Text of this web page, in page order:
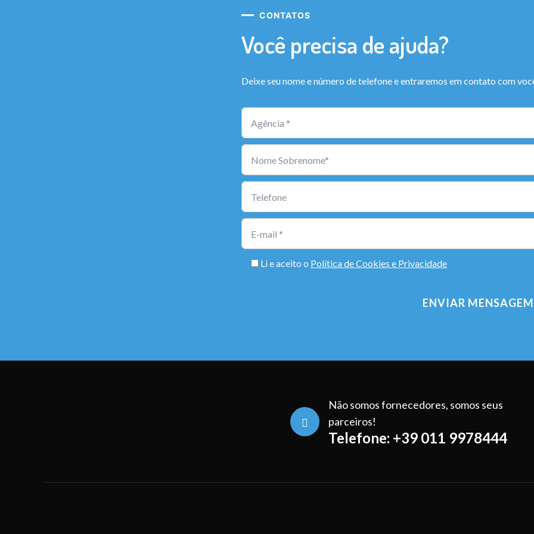
CONTATOS
Você precisa de ajuda?
Deixe seu nome e número de telefone e entraremos em contato com
Li e aceito o Política de Cookies e Privacidade
Não somos fornecedores, somos seus
parceiros!
Telefone: +39 011 9978444